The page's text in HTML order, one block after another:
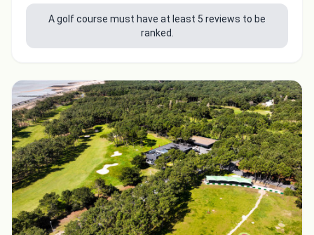
A golf course must have at least 5 reviews to be
ranked.